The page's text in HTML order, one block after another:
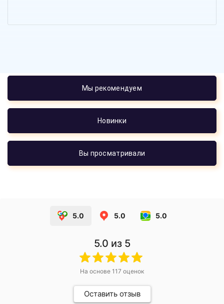
Мы рекомендуем
Новинки
Вы просматривали
5.0 5.0 5.0
5.0 из 5
На основе 117 оценок
Оставить отзыв